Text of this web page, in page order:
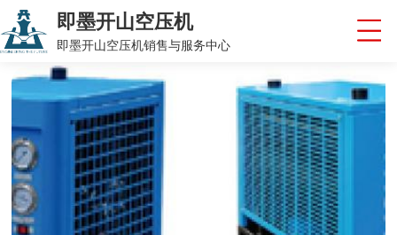
即墨开山空压机
即墨开山空压机销售与服务中心